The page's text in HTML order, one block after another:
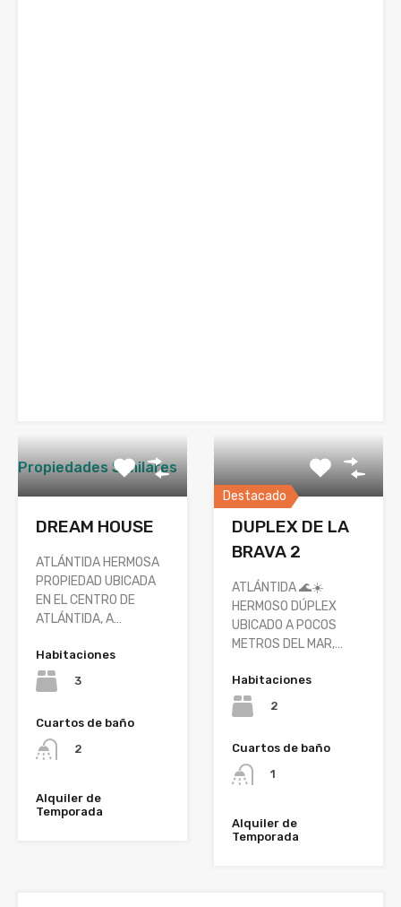
Propiedades Similares
DREAM HOUSE
ATLÁNTIDA HERMOSA
PROPIEDAD UBICADA
EN EL CENTRO DE
ATLÁNTIDA, A…
Habitaciones
3
Cuartos de baño
2
Alquiler de
Temporada
Destacado
DUPLEX DE LA
BRAVA 2
ATLÁNTIDA 🌊☀️
HERMOSO DÚPLEX
UBICADO A POCOS
METROS DEL MAR,…
Habitaciones
2
Cuartos de baño
1
Alquiler de
Temporada